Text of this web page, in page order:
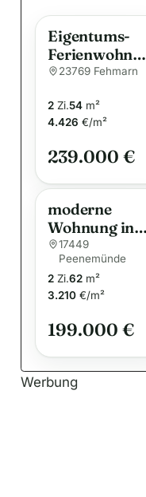
Eigentums-
Ferienwohnun
g auf Fehmarn
23769 Fehmarn
2 Zi.54 m²
4.426 €/m²
239.000 €
moderne
Wohnung in
Peenemünde
zu verkaufen
17449
Peenemünde
2 Zi.62 m²
3.210 €/m²
199.000 €
Werbung